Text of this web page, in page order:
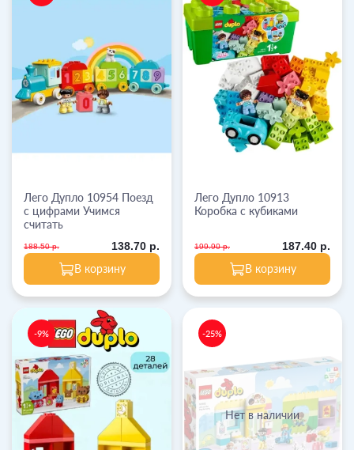
Лего Дупло 10954 Поезд
с цифрами Учимся
считать
188.50 р. 138.70 р.
В корзину
Лего Дупло 10913
Коробка с кубиками
199.90 р. 187.40 р.
В корзину
-9%
Нет в наличии
-25%